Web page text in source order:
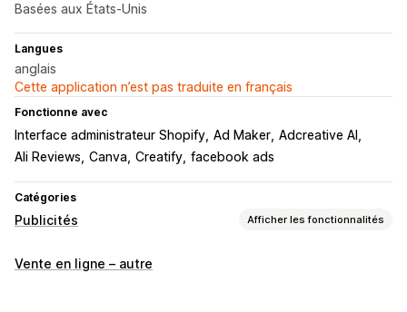
Basées aux États-Unis
Langues
anglais
Cette application n’est pas traduite en français
Fonctionne avec
Interface administrateur Shopify Ad Maker Adcreative AI
Ali Reviews Canva Creatify facebook ads
Catégories
Publicités Afficher les fonctionnalités
Ciblage
Vente en ligne – autre